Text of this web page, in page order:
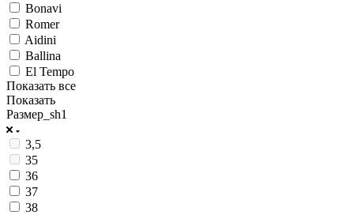
Bonavi
Romer
Aidini
Ballina
El Tempo
Показать все
Показать
Размер_sh1
3,5
35
36
37
38